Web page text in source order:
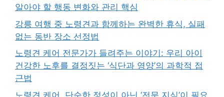
알아야 할 행동 변화와 관리 핵심
강릉 여행 중 노령견과 함께하는 완벽한 휴식, 실패
없는 동반 장소 선정법
노령견 케어 전문가가 들려주는 이야기: 우리 아이
건강한 노후를 결정짓는 ‘식단과 영양’의 과학적 접
근법
노령견 케어, 단순한 정성이 아닌 ‘전문 지식’이 필요